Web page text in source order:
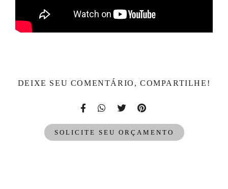
DEIXE SEU COMENTÁRIO, COMPARTILHE!
SOLICITE SEU ORÇAMENTO